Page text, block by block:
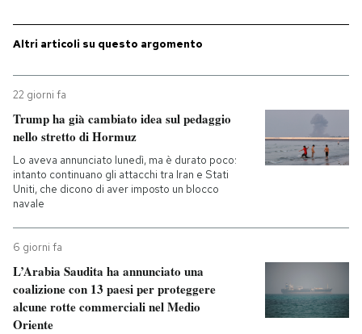
Sport
Mondiali calcio 2026
PODCAST
NEWSLETTER
I MIEI PREFERITI
CALENDARIO
Altri articoli su questo argomento
22 giorni fa
Trump ha già cambiato idea sul pedaggio
nello stretto di Hormuz
Lo aveva annunciato lunedì, ma è durato poco:
intanto continuano gli attacchi tra Iran e Stati
Uniti, che dicono di aver imposto un blocco
navale
6 giorni fa
L’Arabia Saudita ha annunciato una
coalizione con 13 paesi per proteggere
alcune rotte commerciali nel Medio
Oriente